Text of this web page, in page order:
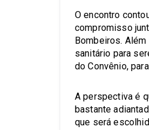
O encontro
compromisso
Bombeiros.
sanitário para
do Convênio,
A perspectiva é
bastante
que será